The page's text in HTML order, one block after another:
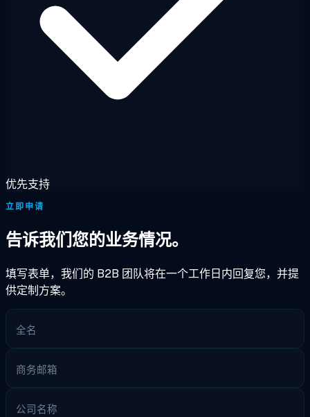
优先支持
立即申请
告诉我们您的业务情况。
填写表单，我们的 B2B 团队将在一个工作日内回复您，并提
供定制方案。
全名
商务邮箱
公司名称